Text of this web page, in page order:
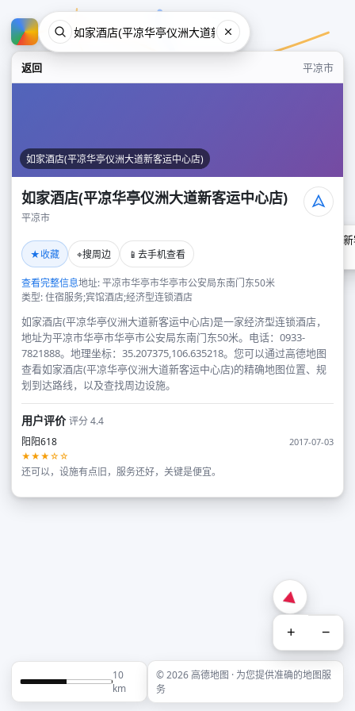
返回 平凉市
如家酒店(平凉华亭仪洲大道新客运中心店)
如家酒店(平凉华亭仪洲大道新客运中心店)
平凉市
★收藏 ⌖搜周边 📱 去手机查看
查看完整信息地址: 平凉市华亭市华亭市公安局东南门东50米
类型: 住宿服务;宾馆酒店;经济型连锁酒店
如家酒店(平凉华亭仪洲大道新客运中心店)是一家经济型连锁酒店，
地址为平凉市华亭市华亭市公安局东南门东50米。电话：0933-
7821888。地理坐标：35.207375,106.635218。您可以通过高德地图
查看如家酒店(平凉华亭仪洲大道新客运中心店)的精确地图位置、规
划到达路线，以及查找周边设施。
用户评价评分 4.4
阳阳618
2017-07-03
★★★☆☆
还可以，设施有点旧，服务还好，关键是便宜。
如家酒店(平凉华亭仪洲大道
+ −
10
km
© 2026 高德地图 · 为您提供准确的地图服
务